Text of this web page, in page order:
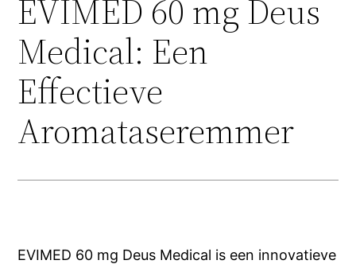
EVIMED 60 mg Deus
Medical: Een
Effectieve
Aromataseremmer
EVIMED 60 mg Deus Medical is een innovatieve